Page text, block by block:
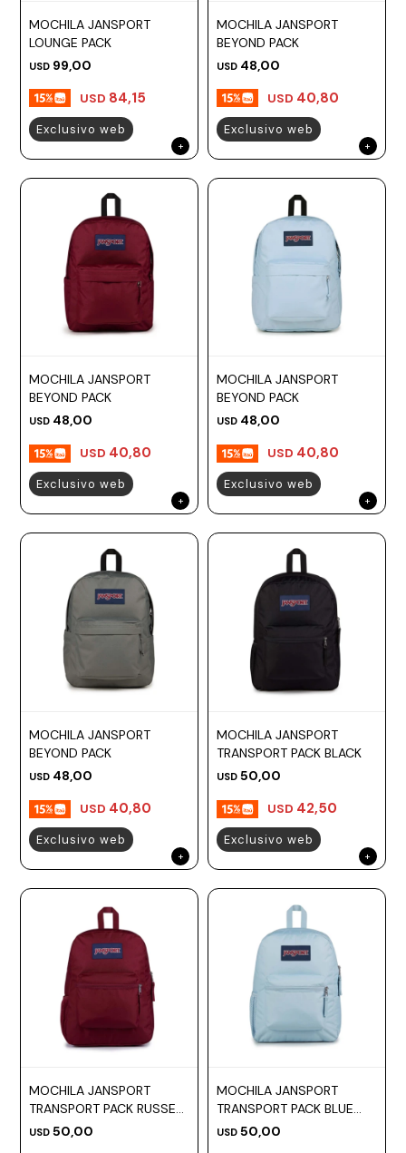
MOCHILA JANSPORT
LOUNGE PACK
USD 99,00
USD 84,15
Exclusivo web
MOCHILA JANSPORT
BEYOND PACK
USD 48,00
USD 40,80
Exclusivo web
MOCHILA JANSPORT
BEYOND PACK
USD 48,00
USD 40,80
Exclusivo web
MOCHILA JANSPORT
BEYOND PACK
USD 48,00
USD 40,80
Exclusivo web
MOCHILA JANSPORT
BEYOND PACK
USD 48,00
USD 40,80
Exclusivo web
MOCHILA JANSPORT
TRANSPORT PACK BLACK
USD 50,00
USD 42,50
Exclusivo web
MOCHILA JANSPORT
TRANSPORT PACK RUSSET
RED
USD 50,00
MOCHILA JANSPORT
TRANSPORT PACK BLUE
DESK
USD 50,00